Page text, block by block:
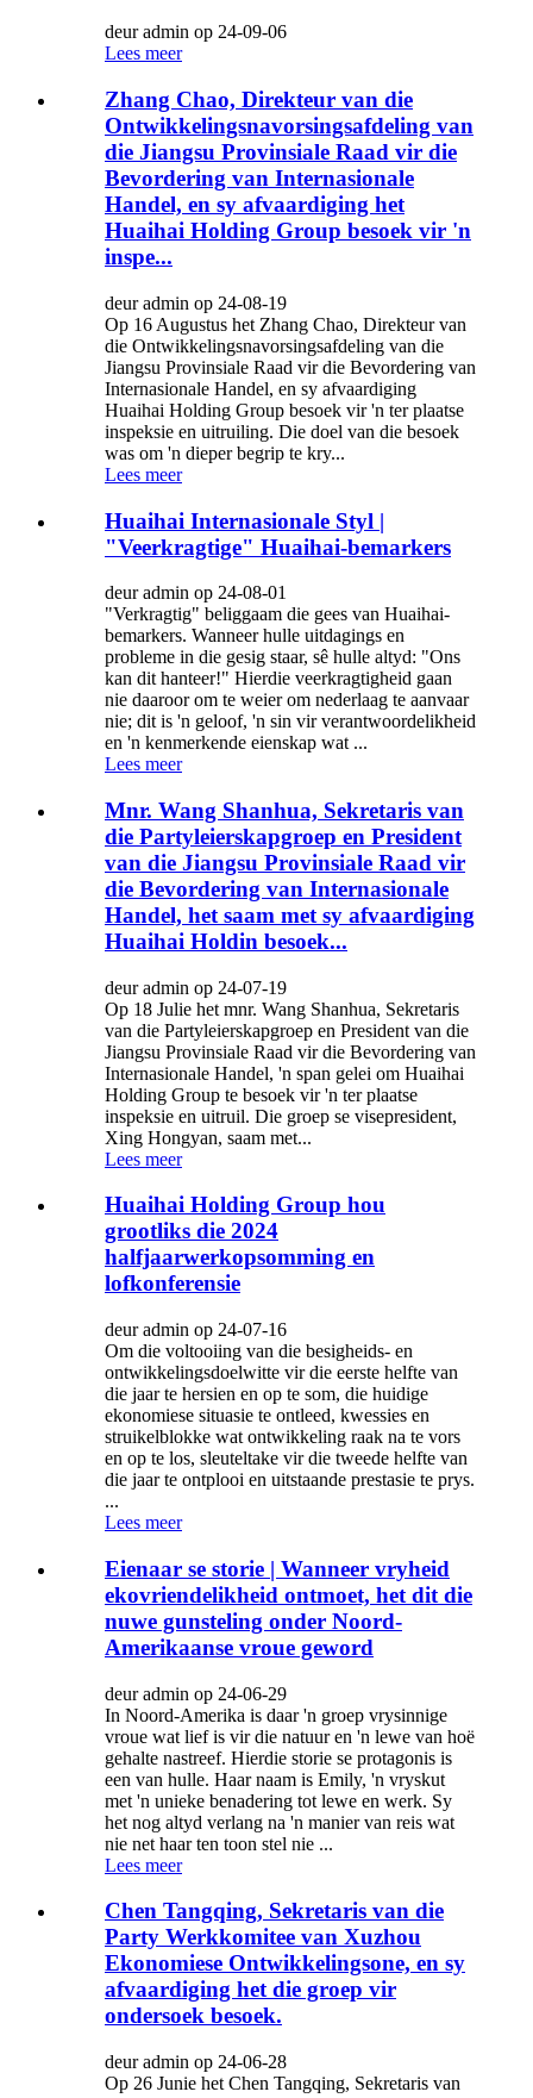
deur admin op 24-09-06
Lees meer
Zhang Chao, Direkteur van die
Ontwikkelingsnavorsingsafdeling van
die Jiangsu Provinsiale Raad vir die
Bevordering van Internasionale
Handel, en sy afvaardiging het
Huaihai Holding Group besoek vir 'n
inspe...
deur admin op 24-08-19
Op 16 Augustus het Zhang Chao, Direkteur van
die Ontwikkelingsnavorsingsafdeling van die
Jiangsu Provinsiale Raad vir die Bevordering van
Internasionale Handel, en sy afvaardiging
Huaihai Holding Group besoek vir 'n ter plaatse
inspeksie en uitruiling. Die doel van die besoek
was om 'n dieper begrip te kry...
Lees meer
Huaihai Internasionale Styl |
"Veerkragtige" Huaihai-bemarkers
deur admin op 24-08-01
"Verkragtig" beliggaam die gees van Huaihai-
bemarkers. Wanneer hulle uitdagings en
probleme in die gesig staar, sê hulle altyd: "Ons
kan dit hanteer!" Hierdie veerkragtigheid gaan
nie daaroor om te weier om nederlaag te aanvaar
nie; dit is 'n geloof, 'n sin vir verantwoordelikheid
en 'n kenmerkende eienskap wat ...
Lees meer
Mnr. Wang Shanhua, Sekretaris van
die Partyleierskapgroep en President
van die Jiangsu Provinsiale Raad vir
die Bevordering van Internasionale
Handel, het saam met sy afvaardiging
Huaihai Holdin besoek...
deur admin op 24-07-19
Op 18 Julie het mnr. Wang Shanhua, Sekretaris
van die Partyleierskapgroep en President van die
Jiangsu Provinsiale Raad vir die Bevordering van
Internasionale Handel, 'n span gelei om Huaihai
Holding Group te besoek vir 'n ter plaatse
inspeksie en uitruil. Die groep se visepresident,
Xing Hongyan, saam met...
Lees meer
Huaihai Holding Group hou
grootliks die 2024
halfjaarwerkopsomming en
lofkonferensie
deur admin op 24-07-16
Om die voltooiing van die besigheids- en
ontwikkelingsdoelwitte vir die eerste helfte van
die jaar te hersien en op te som, die huidige
ekonomiese situasie te ontleed, kwessies en
struikelblokke wat ontwikkeling raak na te vors
en op te los, sleuteltake vir die tweede helfte van
die jaar te ontplooi en uitstaande prestasie te prys.
...
Lees meer
Eienaar se storie | Wanneer vryheid
ekovriendelikheid ontmoet, het dit die
nuwe gunsteling onder Noord-
Amerikaanse vroue geword
deur admin op 24-06-29
In Noord-Amerika is daar 'n groep vrysinnige
vroue wat lief is vir die natuur en 'n lewe van hoë
gehalte nastreef. Hierdie storie se protagonis is
een van hulle. Haar naam is Emily, 'n vryskut
met 'n unieke benadering tot lewe en werk. Sy
het nog altyd verlang na 'n manier van reis wat
nie net haar ten toon stel nie ...
Lees meer
Chen Tangqing, Sekretaris van die
Party Werkkomitee van Xuzhou
Ekonomiese Ontwikkelingsone, en sy
afvaardiging het die groep vir
ondersoek besoek.
deur admin op 24-06-28
Op 26 Junie het Chen Tangqing, Sekretaris van